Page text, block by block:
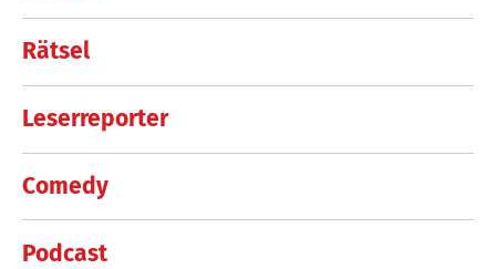
Rätsel
Leserreporter
Comedy
Podcast